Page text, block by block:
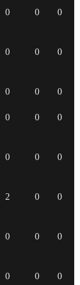
0 0 0
0 0 0
0 0 0
0 0 0
0 0 0
2 0 0
0 0 0
0 0 0